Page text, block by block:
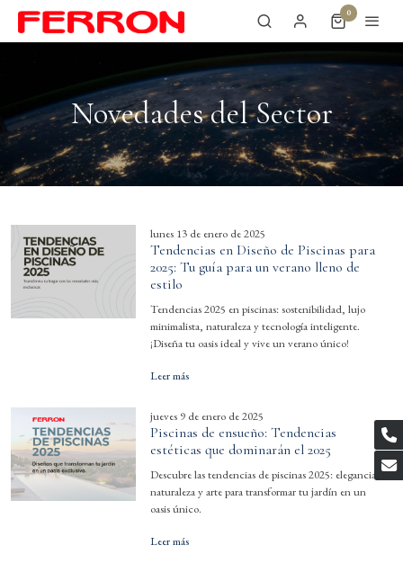
0
Novedades del Sector
lunes 13 de enero de 2025
Tendencias en Diseño de Piscinas para
2025: Tu guía para un verano lleno de
estilo
Tendencias 2025 en piscinas: sostenibilidad, lujo
minimalista, naturaleza y tecnología inteligente.
¡Diseña tu oasis ideal y vive un verano único!
Leer más
jueves 9 de enero de 2025
Piscinas de ensueño: Tendencias
estéticas que dominarán el 2025
Descubre las tendencias de piscinas 2025: elegancia,
naturaleza y arte para transformar tu jardín en un
oasis único.
Leer más